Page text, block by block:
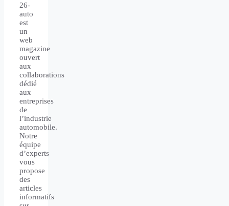
26-
auto
est
un
web
magazine
ouvert
aux
collaborations
dédié
aux
entreprises
de
l’industrie
automobile.
Notre
équipe
d’experts
vous
propose
des
articles
informatifs